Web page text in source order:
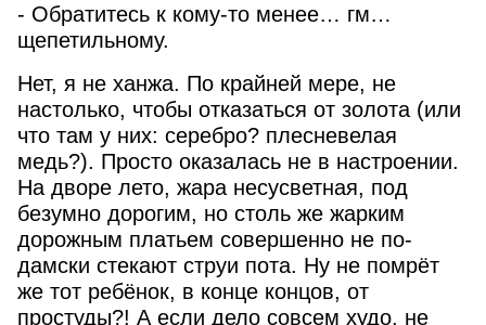
- Обратитесь к кому-то менее… гм…
щепетильному.
Нет, я не ханжа. По крайней мере, не
настолько, чтобы отказаться от золота (или
что там у них: серебро? плесневелая
медь?). Просто оказалась не в настроении.
На дворе лето, жара несусветная, под
безумно дорогим, но столь же жарким
дорожным платьем совершенно не по-
дамски стекают струи пота. Ну не помрёт
же тот ребёнок, в конце концов, от
простуды?! А если дело совсем худо, не